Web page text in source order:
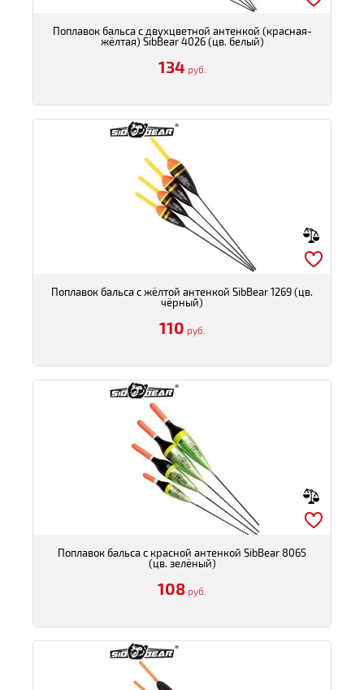
Поплавок бальса с двухцветной антенкой (красная-
жёлтая) SibBear 4026 (цв. белый)
134 руб.
Поплавок бальса с жёлтой антенкой SibBear 1269 (цв.
чёрный)
110 руб.
Поплавок бальса с красной антенкой SibBear 8065
(цв. зелёный)
108 руб.